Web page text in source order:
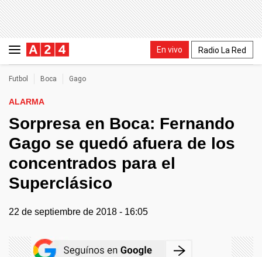
En vivo Radio La Red
Futbol Boca Gago
ALARMA
Sorpresa en Boca: Fernando
Gago se quedó afuera de los
concentrados para el
Superclásico
22 de septiembre de 2018 - 16:05